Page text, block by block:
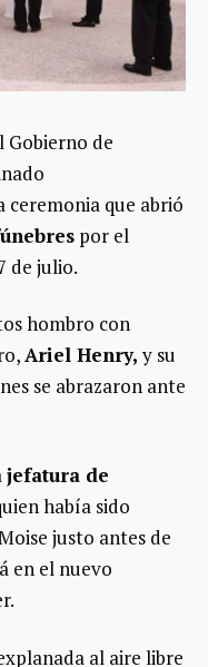
Gobierno de
ceremonia que abrió
por el
de julio.
hombro con
Ariel Henry,y su
se abrazaron ante
jefatura de
había sido
justo antes de
en el nuevo
al aire libre